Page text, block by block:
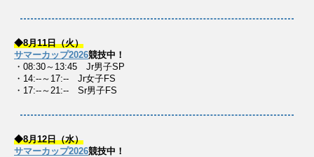
◆8月11日（火）
サマーカップ2026競技中！
・08:30～13:45 Jr男子SP
・14:--～17:-- Jr女子FS
・17:--～21:-- Sr男子FS
◆8月12日（水）
サマーカップ2026競技中！